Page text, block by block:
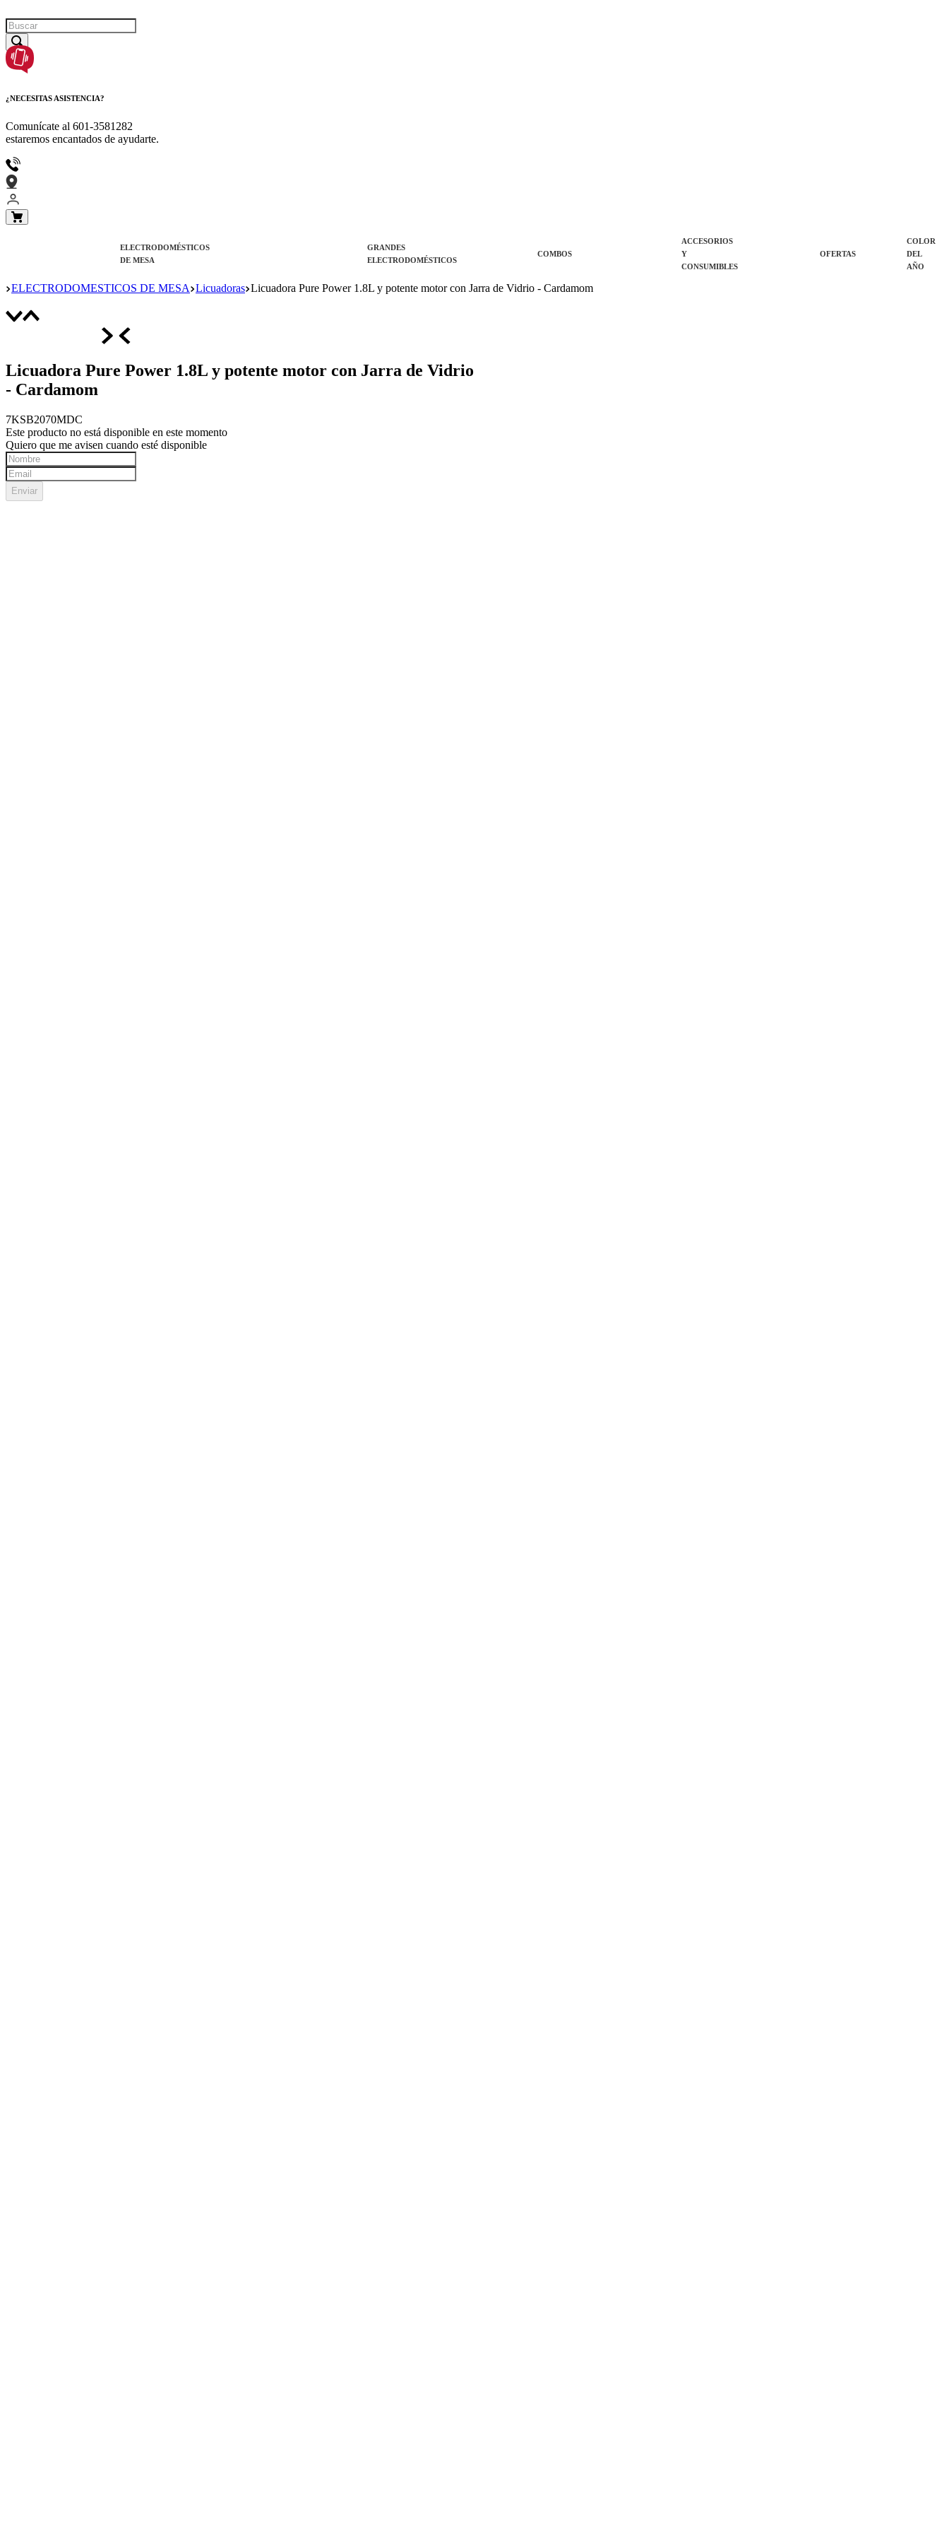
¿NECESITAS ASISTENCIA?
Comunícate al 601-3581282
estaremos encantados de ayudarte.
ELECTRODOMÉSTICOS
DE MESA
GRANDES
ELECTRODOMÉSTICOS
COMBOS
ACCESORIOS
Y
CONSUMIBLES
OFERTAS
COLOR
DEL
AÑO
ELECTRODOMESTICOS DE MESA Licuadoras Licuadora Pure Power 1.8L y potente motor con Jarra de Vidrio - Cardamom
Licuadora Pure Power 1.8L y potente motor con Jarra de Vidrio
- Cardamom
7KSB2070MDC
Este producto no está disponible en este momento
Quiero que me avisen cuando esté disponible
Enviar